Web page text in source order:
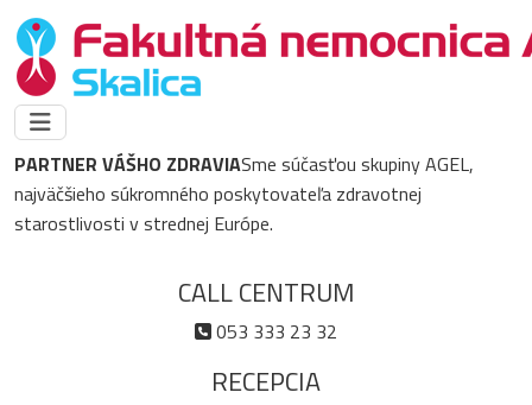
PARTNER VÁŠHO ZDRAVIASme súčasťou skupiny AGEL,
najväčšieho súkromného poskytovateľa zdravotnej
starostlivosti v strednej Európe.
CALL CENTRUM
053 333 23 32
RECEPCIA